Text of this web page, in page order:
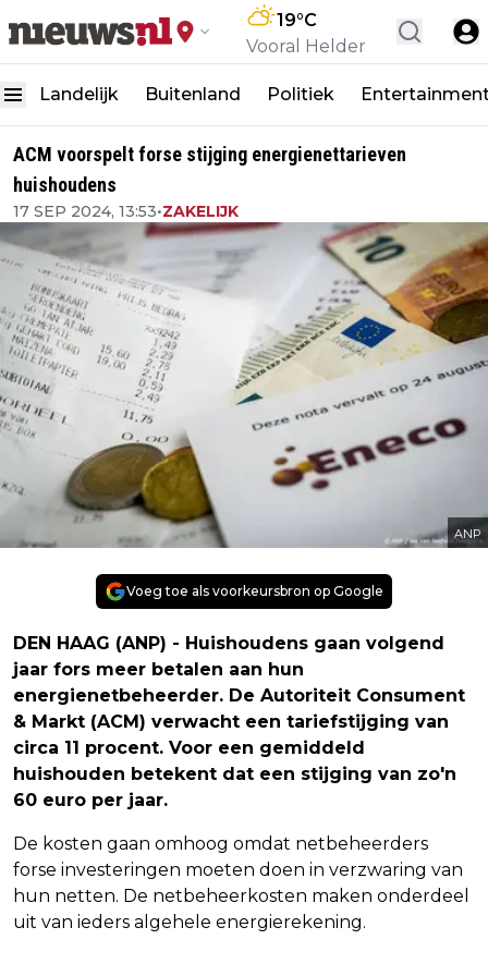
19°C
Vooral Helder
Landelijk Buitenland Politiek
ACM voorspelt forse stijging energienettarieven
huishoudens
17 SEP 2024, 13:53•ZAKELIJK
ANP
Voeg toe als voorkeursbron op Google
DEN HAAG (ANP) - Huishoudens gaan volgend
jaar fors meer betalen aan hun
energienetbeheerder. De Autoriteit Consument
& Markt (ACM) verwacht een tariefstijging van
circa 11 procent. Voor een gemiddeld
huishouden betekent dat een stijging van zo'n
60 euro per jaar.
De kosten gaan omhoog omdat netbeheerders
forse investeringen moeten doen in verzwaring van
hun netten. De netbeheerkosten maken onderdeel
uit van ieders algehele energierekening.